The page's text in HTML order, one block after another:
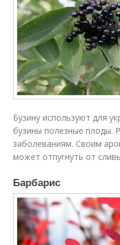
Бузину используют для
бузины полезные плоды.
заболеваниям. Своим
может отпугнуть от
Барбарис